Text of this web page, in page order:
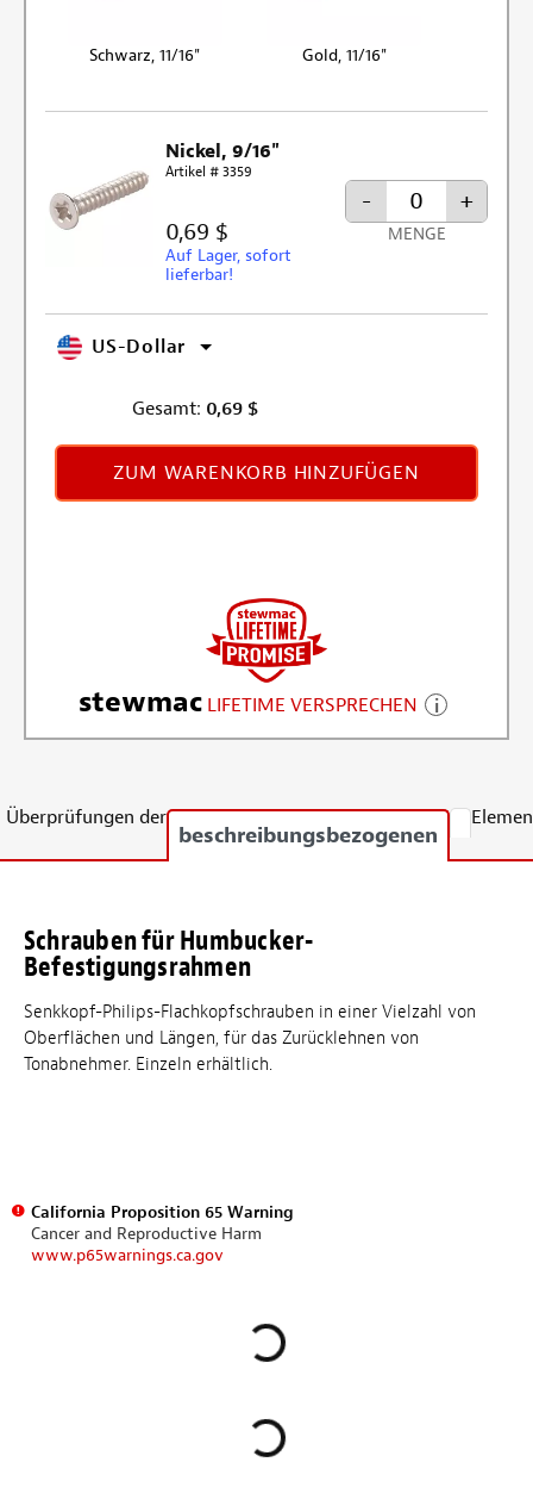
Schwarz, 11/16" Gold, 11/16"
Nickel, 9/16"
Artikel # 3359
0,69 $
Auf Lager, sofort
lieferbar!
- +
MENGE
US-Dollar
Gesamt: 0,69 $
ZUM WARENKORB HINZUFÜGEN
stewmac LIFETIME VERSPRECHEN
Überprüfungen der
beschreibungsbezogenen
Schrauben für Humbucker-
Befestigungsrahmen
Senkkopf-Philips-Flachkopfschrauben in einer Vielzahl von
Oberflächen und Längen, für das Zurücklehnen von
Tonabnehmer. Einzeln erhältlich.
California Proposition 65 Warning
Cancer and Reproductive Harm
www.p65warnings.ca.gov